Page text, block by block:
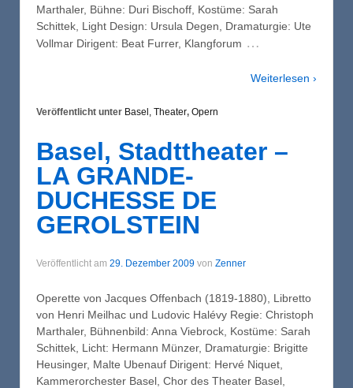
Marthaler, Bühne: Duri Bischoff, Kostüme: Sarah
Schittek, Light Design: Ursula Degen, Dramaturgie: Ute
Vollmar Dirigent: Beat Furrer, Klangforum …
Weiterlesen ›
Veröffentlicht unter Basel, Theater, Opern
Basel, Stadttheater –
LA GRANDE-
DUCHESSE DE
GEROLSTEIN
Veröffentlicht am 29. Dezember 2009 von Zenner
Operette von Jacques Offenbach (1819-1880), Libretto
von Henri Meilhac und Ludovic Halévy Regie: Christoph
Marthaler, Bühnenbild: Anna Viebrock, Kostüme: Sarah
Schittek, Licht: Hermann Münzer, Dramaturgie: Brigitte
Heusinger, Malte Ubenauf Dirigent: Hervé Niquet,
Kammerorchester Basel, Chor des Theater Basel,